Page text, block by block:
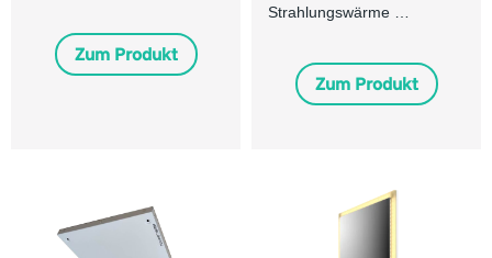
Zum Produkt
Strahlungswärme …
Zum Produkt